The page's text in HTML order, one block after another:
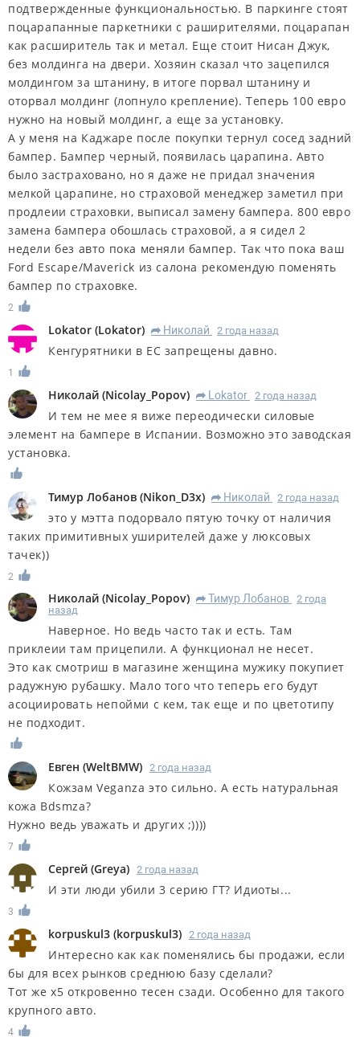
подтвержденные функциональностью. В паркинге стоят
поцарапанные паркетники с раширителями, поцарапан
как расширитель так и метал. Еще стоит Нисан Джук,
без молдинга на двери. Хозяин сказал что зацепился
молдингом за штанину, в итоге порвал штанину и
оторвал молдинг (лопнуло крепление). Теперь 100 евро
нужно на новый молдинг, а еще за установку.
А у меня на Каджаре после покупки тернул сосед задний
бампер. Бампер черный, появилась царапина. Авто
было застраховано, но я даже не придал значения
мелкой царапине, но страховой менеджер заметил при
продлеии страховки, выписал замену бампера. 800 евро
замена бампера обошлась страховой, а я сидел 2
недели без авто пока меняли бампер. Так что пока ваш
Ford Escape/Maverick из салона рекомендую поменять
бампер по страховке.
2
Lokator (Lokator) R Николай 2 года назад
Кенгурятники в ЕС запрещены давно.
1
Николай (Nicolay_Popov) R Lokator 2 года назад
И тем не мее я виже переодически силовые
элемент на бампере в Испании. Возможно это заводская
установка.
Тимур Лобанов (Nikon_D3x) R Николай 2 года назад
это у мэтта подорвало пятую точку от наличия
таких примитивных уширителей даже у люксовых
тачек))
2
Николай (Nicolay_Popov) R Тимур Лобанов
2 года
назад
Наверное. Но ведь часто так и есть. Там
приклеии там прицепили. А функционал не несет.
Это как смотриш в магазине женщина мужику покупиет
радужную рубашку. Мало того что теперь его будут
асоциировать непойми с кем, так еще и по цветотипу
не подходит.
Евген (WeltBMW) 2 года назад
Кожзам Veganza это сильно. А есть натуральная
кожа Bdsmza?
Нужно ведь уважать и других ;))))
7
Сергей (Greya) 2 года назад
И эти люди убили 3 серию ГТ? Идиоты...
3
korpuskul3 (korpuskul3) 2 года назад
Интересно как как поменялись бы продажи, если
бы для всех рынков среднюю базу сделали?
Тот же х5 откровенно тесен сзади. Особенно для такого
крупного авто.
4